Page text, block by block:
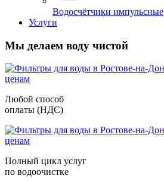
Водосчётчики импульсные
Услуги
Мы делаем воду чистой
Любой способ
оплаты (НДС)
Полный цикл услуг
по водоочистке